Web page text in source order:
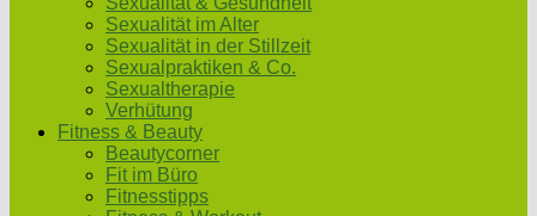
Sexualität im Alter
Sexualität in der Stillzeit
Sexualpraktiken & Co.
Sexualtherapie
Verhütung
Fitness & Beauty
Beautycorner
Fit im Büro
Fitnesstipps